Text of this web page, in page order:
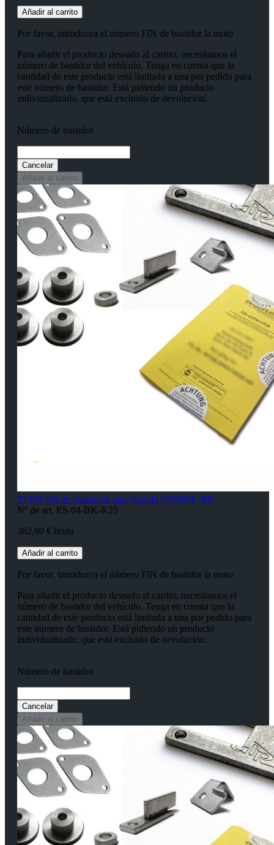
Añadir al carrito
Por favor, introduzca el número FIN de bastidor la moto
Para añadir el producto deseado al carrito, necesitamos el
número de bastidor del vehículo. Tenga en cuenta que la
cantidad de este producto está limitada a una por pedido para
este número de bastidor. Está pidiendo un producto
individualizado, que está excluido de devolución.
Número de bastidor
Cancelar
Añadir al carrito
25 kW Kit de limitación para Suzuki GS500/F, BK
Nº de art. ES-04-BK-K25
362,90 € bruto
Añadir al carrito
Por favor, introduzca el número FIN de bastidor la moto
Para añadir el producto deseado al carrito, necesitamos el
número de bastidor del vehículo. Tenga en cuenta que la
cantidad de este producto está limitada a una por pedido para
este número de bastidor. Está pidiendo un producto
individualizado, que está excluido de devolución.
Número de bastidor
Cancelar
Añadir al carrito